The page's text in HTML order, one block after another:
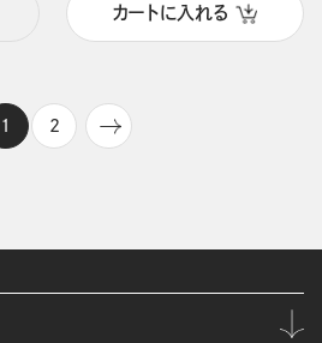
カートに入れる
1 2